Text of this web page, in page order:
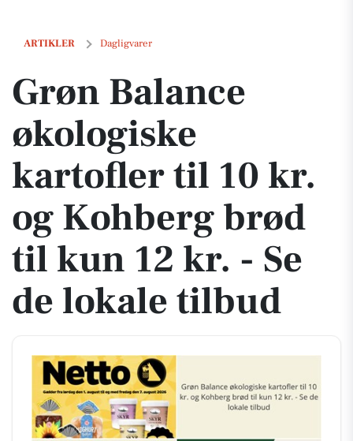
ARTIKLER Dagligvarer
Grøn Balance økologiske kartofler til 10 kr. og Kohberg brød til kun
Grøn Balance
økologiske
kartofler til 10 kr.
og Kohberg brød
til kun 12 kr. - Se
de lokale tilbud